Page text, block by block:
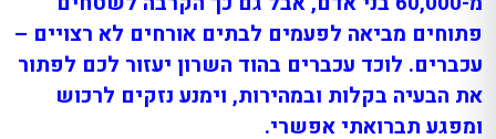
פתוחים מביאה לפעמים לבתים אורחים לא רצויים –
עכברים. לוכד עכברים בהוד השרון יעזור לכם לפתור
את הבעיה בקלות ובמהירות, וימנע נזקים לרכוש
ומפגע תברואתי אפשרי.